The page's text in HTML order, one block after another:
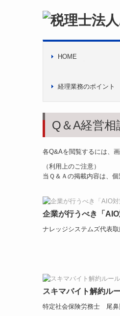
HOME
経理業務のポイント
Q＆A経営相
各Q&Aを閲覧するには、
（利用上のご注意）
当Ｑ＆Ａの掲載内容は、
企業が行うべき「
ナレッジシステムズ代表
スキマバイト解約ル
特定社会保険労務士 尾鼻